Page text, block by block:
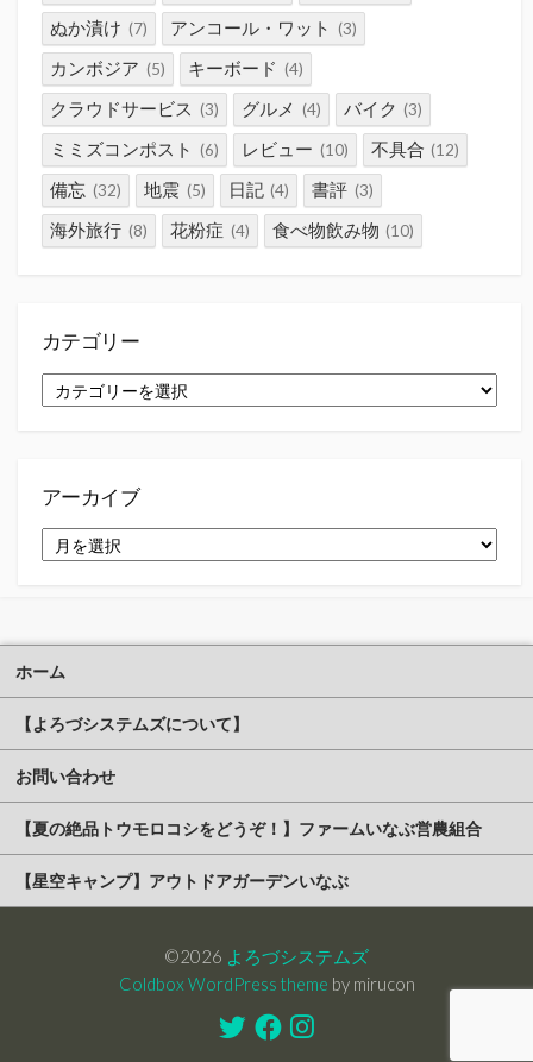
ぬか漬け (7) アンコール・ワット (3)
カンボジア (5) キーボード (4)
クラウドサービス (3) グルメ (4) バイク (3)
ミミズコンポスト (6) レビュー (10) 不具合 (12)
備忘 (32) 地震 (5) 日記 (4) 書評 (3)
海外旅行 (8) 花粉症 (4) 食べ物飲み物 (10)
カテゴリー
テ
アーカイブ
ー
ホーム
【よろづシステムズについて】
お問い合わせ
【夏の絶品トウモロコシをどうぞ！】ファームいなぶ営農組合
【星空キャンプ】アウトドアガーデンいなぶ
©2026 よろづシステムズ
Coldbox WordPress theme by mirucon
TwitterFacebookInstagram